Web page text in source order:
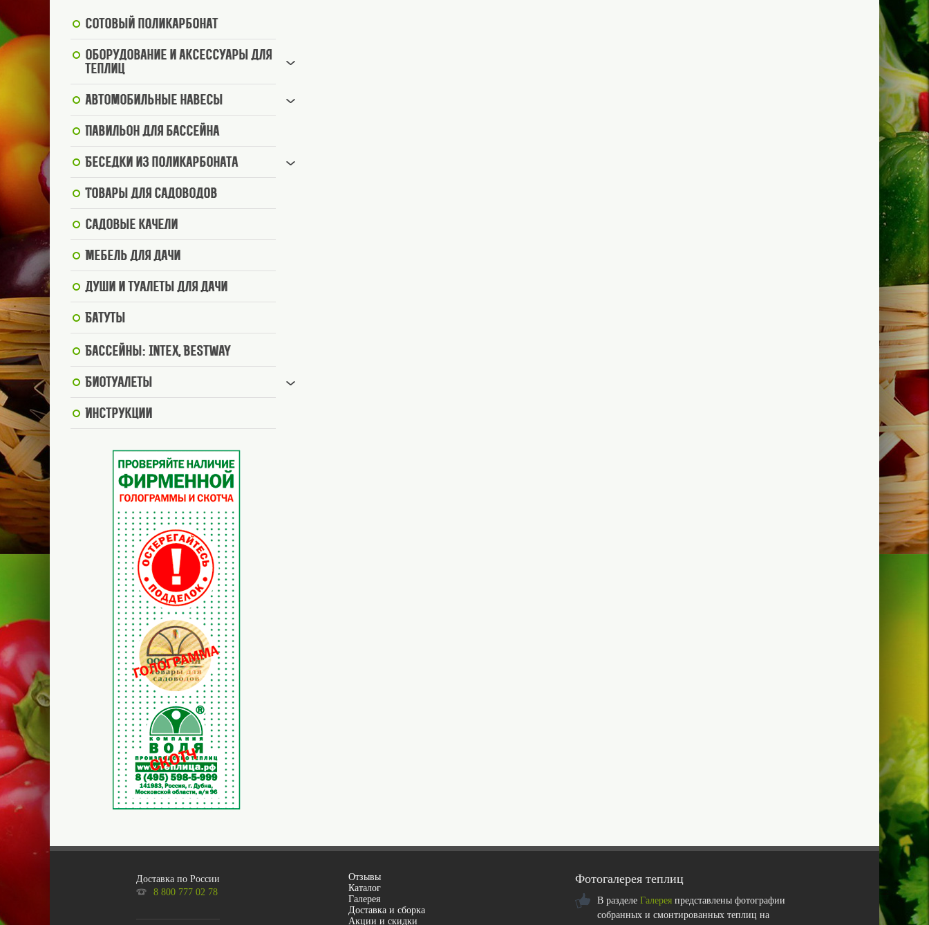
Сотовый поликарбонат
Оборудование и аксессуары для
теплиц
Автомобильные навесы
Павильон для бассейна
Беседки из поликарбоната
Товары для садоводов
Садовые качели
Мебель для дачи
Души и туалеты для дачи
Батуты
Бассейны: Intex, BestWay
Биотуалеты
Инструкции
Доставка по России
8 800 777 02 78
Отзывы
Каталог
Галерея
Доставка и сборка
Акции и скидки
Фотогалерея теплиц
В разделе Галерея представлены фотографии
собранных и смонтированных теплиц на